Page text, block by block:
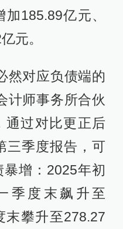
185.89亿元、
元。
然对应负债端的
计师事务所合伙
通过对比更正后
三季度报告，可
增：2025年初
季度末飙升至
末攀升至278.27